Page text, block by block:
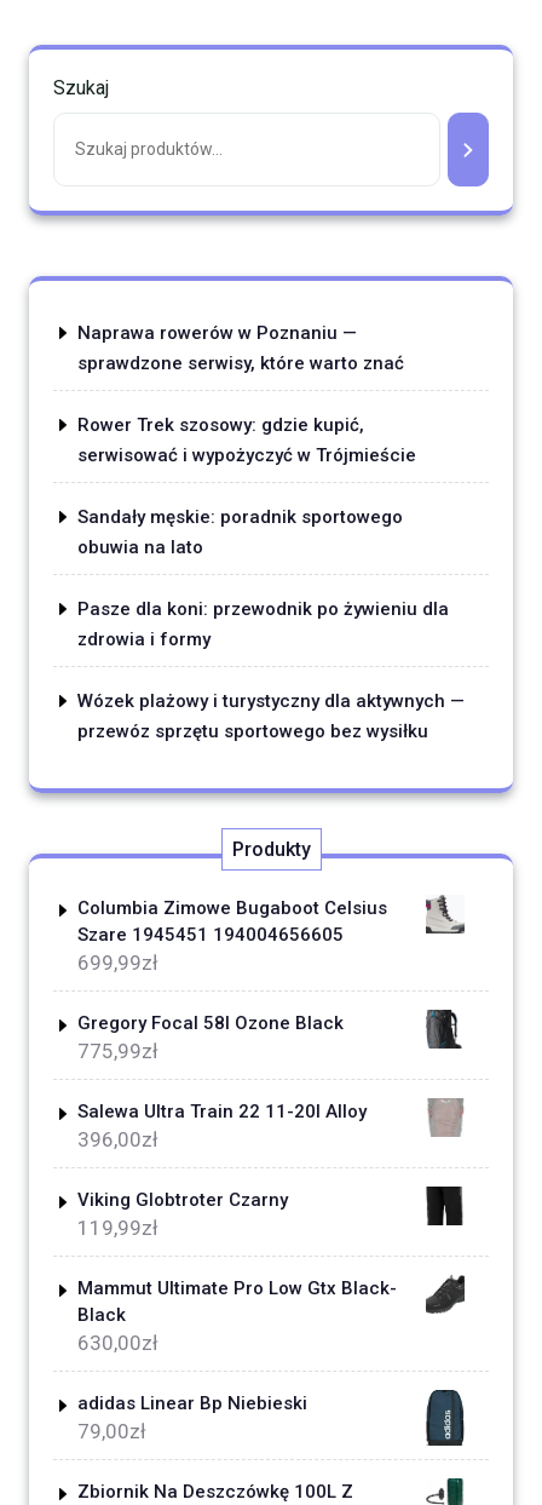
Szukaj
Naprawa rowerów w Poznaniu —
sprawdzone serwisy, które warto znać
Rower Trek szosowy: gdzie kupić,
serwisować i wypożyczyć w Trójmieście
Sandały męskie: poradnik sportowego
obuwia na lato
Pasze dla koni: przewodnik po żywieniu dla
zdrowia i formy
Wózek plażowy i turystyczny dla aktywnych —
przewóz sprzętu sportowego bez wysiłku
Produkty
Columbia Zimowe Bugaboot Celsius
Szare 1945451 194004656605
699,99zł
Gregory Focal 58l Ozone Black
775,99zł
Salewa Ultra Train 22 11-20l Alloy
396,00zł
Viking Globtroter Czarny
119,99zł
Mammut Ultimate Pro Low Gtx Black-
Black
630,00zł
adidas Linear Bp Niebieski
79,00zł
Zbiornik Na Deszczówkę 100L Z